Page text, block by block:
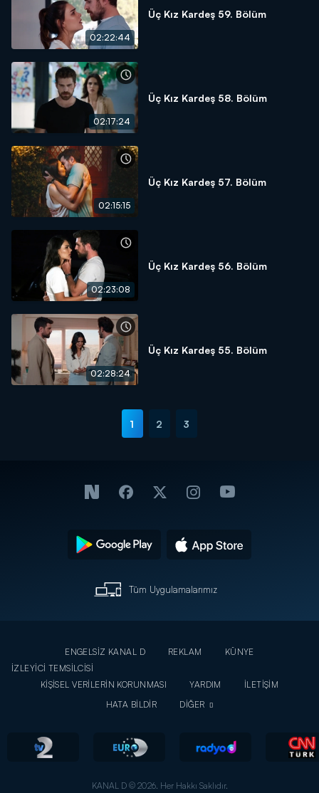
02:22:44
Üç Kız Kardeş 59. Bölüm
02:17:24
Üç Kız Kardeş 58. Bölüm
02:15:15
Üç Kız Kardeş 57. Bölüm
02:23:08
Üç Kız Kardeş 56. Bölüm
02:28:24
Üç Kız Kardeş 55. Bölüm
1 2 3
Tüm Uygulamalarımız
ENGELSİZ KANAL D REKLAM
KÜNYE
İZLEYİCİ TEMSİLCİSİ
KİŞİSEL VERİLERİN KORUNMASI
YARDIM
İLETİŞİM
HATA BİLDİR
DİĞER
KANAL D © 2026. Her Hakkı Saklıdır.